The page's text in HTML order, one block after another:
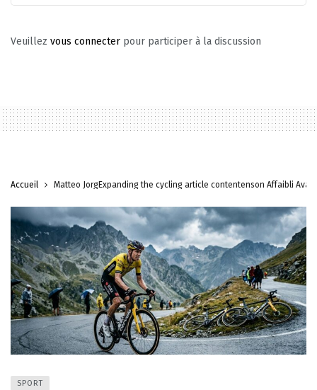
Veuillez vous connecter pour participer à la discussion
Accueil Matteo JorgExpanding the cycling article contentenson Affaibli
SPORT